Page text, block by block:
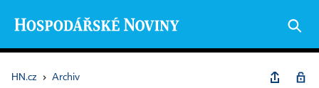
HN.cz › Archiv